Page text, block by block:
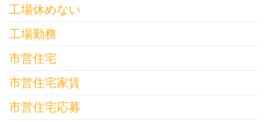
工場休めない
工場勤務
市営住宅
市営住宅家賃
市営住宅応募